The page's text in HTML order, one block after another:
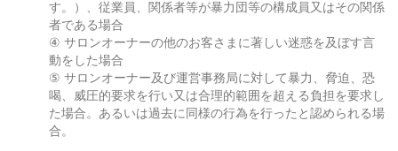
す。）、従業員、関係者等が暴力団等の構成員又はその関係
者である場合
④ サロンオーナーの他のお客さまに著しい迷惑を及ぼす言
動をした場合
⑤ サロンオーナー及び運営事務局に対して暴力、脅迫、恐
喝、威圧的要求を行い又は合理的範囲を超える負担を要求し
た場合。あるいは過去に同様の行為を行ったと認められる場
合。